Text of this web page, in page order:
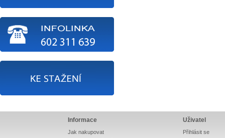
Informace
Jak nakupovat
Uživatel
Přihlásit se